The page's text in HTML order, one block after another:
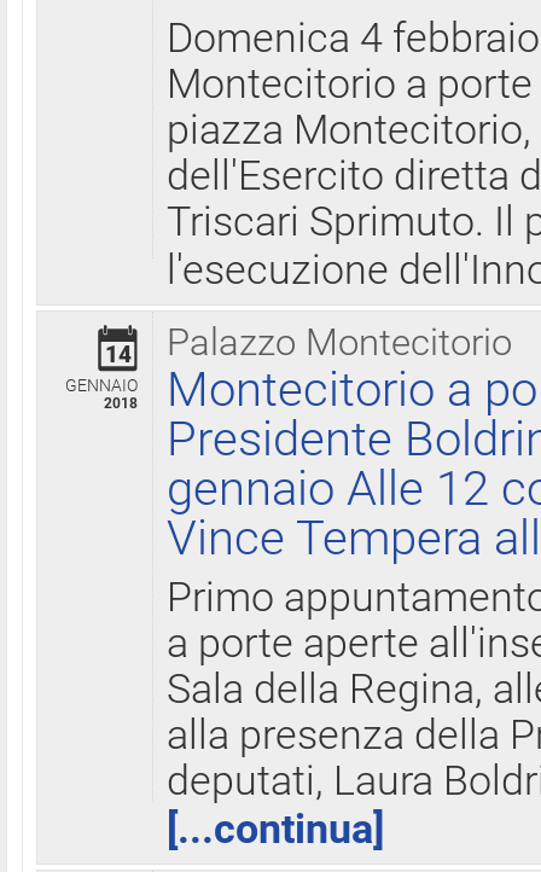
Domenica 4
Montecitorio a
piazza
dell'Esercito diretta
Triscari Sprimuto. Il
l'esecuzione
Palazzo Montecitorio
14
GENNAIO
2018
Montecitorio a
Presidente
gennaio Alle 12
Vince Tempera
Primo
a porte aperte
Sala della Regina,
alla presenza della
deputati, Laura
[...continua]